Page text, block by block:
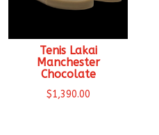
Tenis Lakai
Manchester
Chocolate
$1,390.00